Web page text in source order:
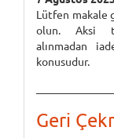
Lütfen makale
olun. Aksi
alınmadan
konusudur.
Geri